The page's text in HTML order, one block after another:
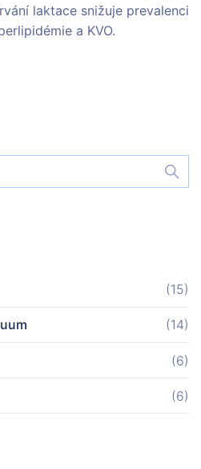
laktace snižuje prevalenci
a KVO.
(15)
(14)
(6)
(6)